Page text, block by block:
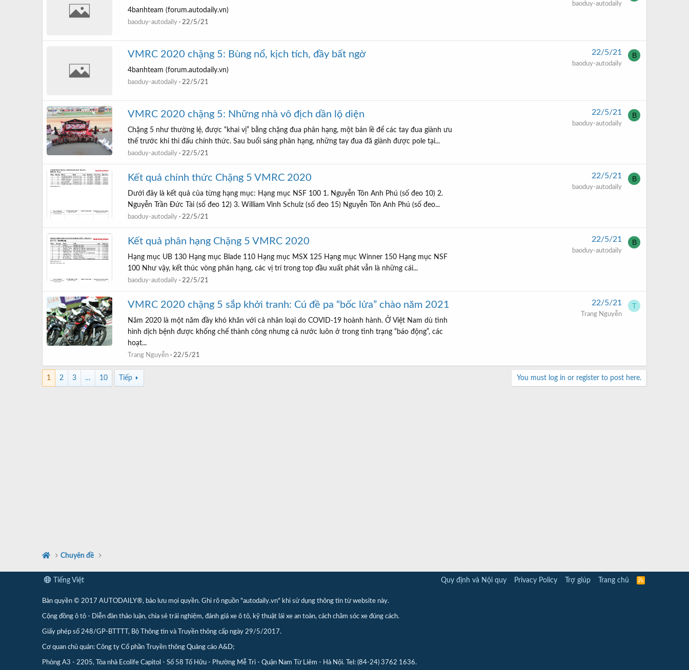
4banhteam (forum.autodaily.vn)
baoduy-autodaily 22/5/21
baoduy-autodaily
VMRC 2020 chặng 5: Bùng nổ, kịch tích, đầy bất ngờ
4banhteam (forum.autodaily.vn)
baoduy-autodaily 22/5/21
22/5/21
baoduy-autodaily
B
VMRC 2020 chặng 5: Những nhà vô địch dần lộ diện
Chặng 5 như thường lệ, được “khai vị” bằng chặng đua phân hạng, một bản lề để các tay đua giành ưu
thế trước khi thi đấu chính thức. Sau buổi sáng phân hạng, những tay đua đã giành được pole tại...
baoduy-autodaily 22/5/21
22/5/21
baoduy-autodaily
B
Kết quả chính thức Chặng 5 VMRC 2020
Dưới đây là kết quả của từng hạng mục: Hạng mục NSF 100 1. Nguyễn Tôn Anh Phú (số đeo 10) 2.
Nguyễn Trần Đức Tài (số đeo 12) 3. William Vinh Schulz (số đeo 15) Nguyễn Tôn Anh Phú (số đeo...
baoduy-autodaily 22/5/21
22/5/21
baoduy-autodaily
B
Kết quả phân hạng Chặng 5 VMRC 2020
Hạng mục UB 130 Hạng mục Blade 110 Hạng mục MSX 125 Hạng mục Winner 150 Hạng mục NSF
100 Như vậy, kết thúc vòng phân hạng, các vị trí trong top đầu xuất phát vẫn là những cái...
baoduy-autodaily 22/5/21
22/5/21
baoduy-autodaily
B
VMRC 2020 chặng 5 sắp khởi tranh: Cú đề pa “bốc lửa” chào năm 2021
Năm 2020 là một năm đầy khó khăn với cả nhân loại do COVID-19 hoành hành. Ở Việt Nam dù tình
hình dịch bệnh được khống chế thành công nhưng cả nước luôn ở trong tình trạng “báo động”, các
hoạt...
Trang Nguyễn 22/5/21
22/5/21
Trang Nguyễn
T
1 2 3 … 10 Tiếp You must log in or register to post here.
Chuyên đề
Tiếng Việt Quy định và Nội quy Privacy Policy Trợ giúp Trang chủ
R
Bản quyền © 2017 AUTODAILY®, bảo lưu mọi quyền. Ghi rõ nguồn "autodaily.vn" khi sử dụng thông tin từ website này.
Cộng đồng ô tô - Diễn đàn thảo luận, chia sẻ trải nghiệm, đánh giá xe ô tô, kỹ thuật lái xe an toàn, cách chăm sóc xe đúng cách.
Giấy phép số 248/GP-BTTTT, Bộ Thông tin và Truyền thông cấp ngày 29/5/2017.
Cơ quan chủ quản: Công ty Cổ phần Truyền thông Quảng cáo A&D;
Phòng A3 - 2205, Tòa nhà Ecolife Capitol - Số 58 Tố Hữu - Phường Mễ Trì - Quận Nam Từ Liêm - Hà Nội. Tel: (84-24) 3762 1636.